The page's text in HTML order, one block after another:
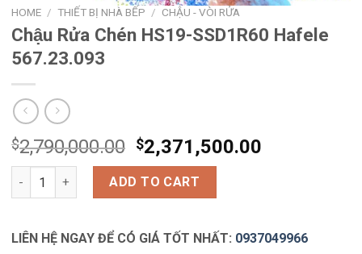
HOME / THIẾT BỊ NHÀ BẾP / CHẬU - VÒI RỬA
Chậu Rửa Chén HS19-SSD1R60 Hafele
567.23.093
$2,790,000.00 $2,371,500.00
Chậu Rửa Chén HS19-SSD1R60 Hafele 567.23.093 quantity
ADD TO CART
LIÊN HỆ NGAY ĐỂ CÓ GIÁ TỐT NHẤT: 0937049966